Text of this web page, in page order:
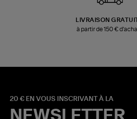
LIVRAISON
à partir de 150 €
20 € EN VOUS INSCRIVANT À LA